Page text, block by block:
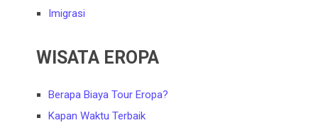
Imigrasi
WISATA EROPA
Berapa Biaya Tour Eropa?
Kapan Waktu Terbaik